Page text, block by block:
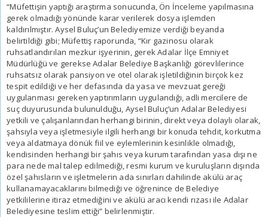
“Müfettişin yaptığı araştırma sonucunda, Ön İnceleme yapılmasına
gerek olmadığı yönünde karar verilerek dosya işlemden
kaldırılmıştır. Aysel Buluç’un Belediyemize verdiği beyanda
belirtildiği gibi; Müfettiş raporunda, “Kır gazinosu olarak
ruhsatlandırılan mezkur işyerinin, gerek Adalar İlçe Emniyet
Müdürlüğü ve gerekse Adalar Belediye Başkanlığı görevlilerince
ruhsatsız olarak pansiyon ve otel olarak işletildiğinin birçok kez
tespit edildiği ve her defasında da yasa ve mevzuat gereği
uygulanması gereken yaptırımların uygulandığı, adli mercilere de
suç duyurusunda bulunulduğu, Aysel Buluç’un Adalar Belediyesi
yetkili ve çalışanlarından herhangi birinin, direkt veya dolaylı olarak,
şahsıyla veya işletmesiyle ilgili herhangi bir konuda tehdit, korkutma
veya aldatmaya dönük fiil ve eylemlerinin kesinlikle olmadığı,
kendisinden herhangi bir şahıs veya kurum tarafından yasa dışı ne
para nede mal talep edilmediği, resmi kurum ve kuruluşların dışında
özel şahısların ve işletmelerin ada sınırları dahilinde akülü araç
kullanamayacaklarını bilmediği ve öğrenince de Belediye
yetkililerine itiraz etmediğini ve akülü aracı kendi rızası ile Adalar
Belediyesine teslim ettiği” belirlenmiştir.